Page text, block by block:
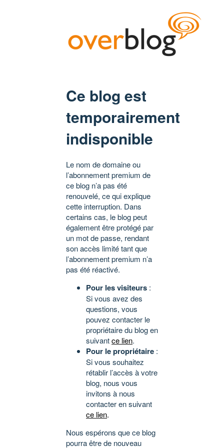
Ce blog est
temporairement
indisponible
Le nom de domaine ou
l’abonnement premium de
ce blog n’a pas été
renouvelé, ce qui explique
cette interruption. Dans
certains cas, le blog peut
également être protégé par
un mot de passe, rendant
son accès limité tant que
l’abonnement premium n’a
pas été réactivé.
Pour les visiteurs :
Si vous avez des
questions, vous
pouvez contacter le
propriétaire du blog en
suivantce lien.
Pour le propriétaire :
Si vous souhaitez
rétablir l’accès à votre
blog, nous vous
invitons à nous
contacter en suivant
ce lien.
Nous espérons que ce blog
pourra être de nouveau